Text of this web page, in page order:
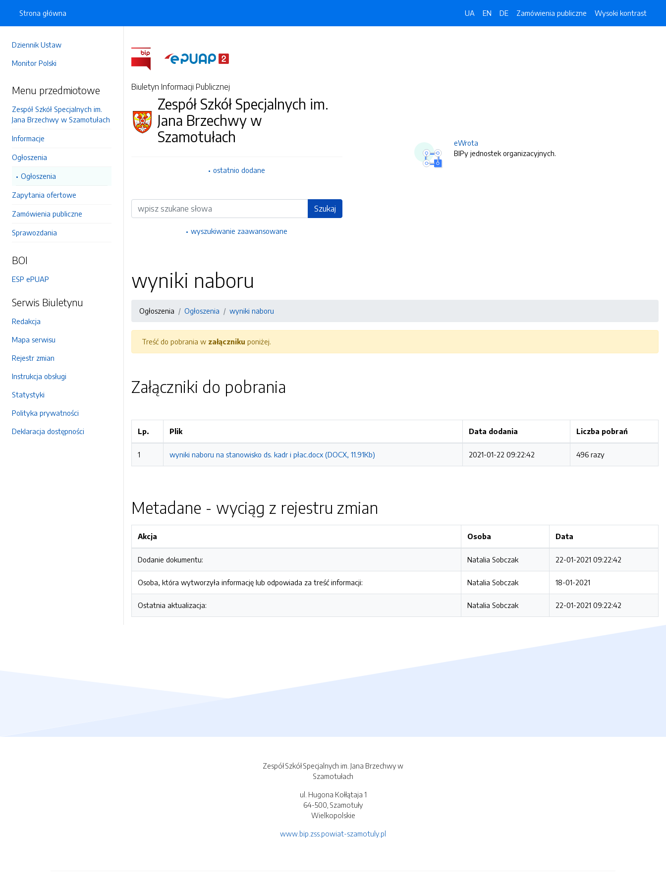
Dziennik Ustaw
Monitor Polski
Menu przedmiotowe
Zespół Szkół Specjalnych im.
Jana Brzechwy w Szamotułach
Informacje
Ogłoszenia
Ogłoszenia
Zapytania ofertowe
Zamówienia publiczne
Sprawozdania
BOI
ESP ePUAP
Serwis Biuletynu
Redakcja
Mapa serwisu
Rejestr zmian
Instrukcja obsługi
Statystyki
Polityka prywatności
Deklaracja dostępności
Strona główna UA EN DE Zamówienia publiczne Wysoki kontrast
Biuletyn Informacji Publicznej
Zespół Szkół Specjalnych im.
Jana Brzechwy w
Szamotułach
ostatnio dodane
Wyszukiwarka Szukaj
wyszukiwanie zaawansowane
eWrota
BIPy jednostek organizacyjnych.
wyniki naboru
Ogłoszenia Ogłoszenia wyniki naboru
Treść do pobrania w załączniku poniżej.
Załączniki do pobrania
Lp. Plik Data dodania Liczba pobrań
1 wyniki naboru na stanowisko ds. kadr i płac.docx (DOCX, 11.91Kb) 2021-01-22 09:22:42 496 razy
Metadane - wyciąg z rejestru zmian
Akcja Osoba Data
Dodanie dokumentu: Natalia Sobczak 22-01-2021 09:22:42
Osoba, która wytworzyła informację lub odpowiada za treść informacji: Natalia Sobczak 18-01-2021
Ostatnia aktualizacja: Natalia Sobczak 22-01-2021 09:22:42
Zespół Szkół Specjalnych im. Jana Brzechwy w
Szamotułach
ul. Hugona Kołłątaja 1
64-500, Szamotuły
Wielkopolskie
www.bip.zss.powiat-szamotuly.pl